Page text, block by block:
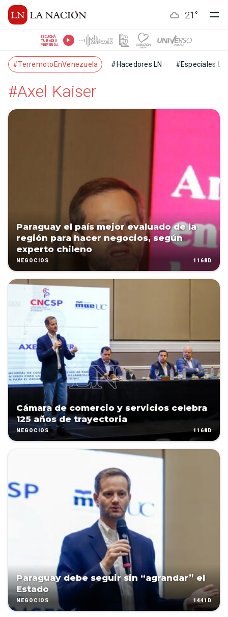
21 °
ESCUCHÁ
TU RADIO
PREFERIDA
#TerremotoEnVenezuela #Hacedores LN #Especiales LN
#Axel Kaiser
Paraguay el país mejor evaluado de la
región para hacer negocios, según
experto chileno
NEGOCIOS 1168D
Cámara de comercio y servicios celebra
125 años de trayectoria
NEGOCIOS 1168D
Paraguay debe seguir sin “agrandar” el
Estado
NEGOCIOS 1441D